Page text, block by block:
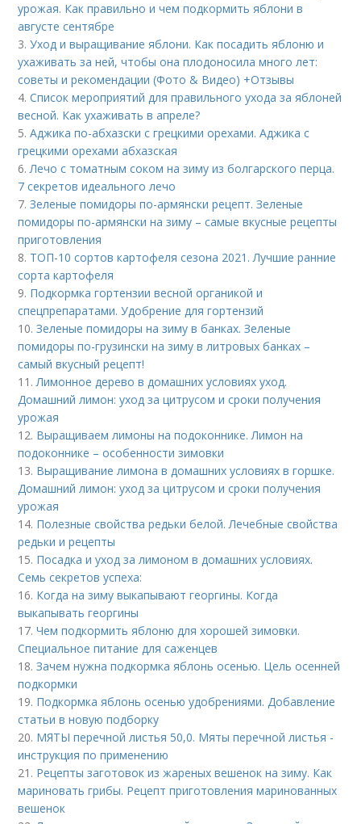
урожая. Как правильно и чем подкормить яблони в
августе сентябре
3.Уход и выращивание яблони. Как посадить яблоню и
ухаживать за ней, чтобы она плодоносила много лет:
советы и рекомендации (Фото & Видео) +Отзывы
4.Список мероприятий для правильного ухода за яблоней
весной. Как ухаживать в апреле?
5.Аджика по-абхазски с грецкими орехами. Аджика с
грецкими орехами абхазская
6.Лечо с томатным соком на зиму из болгарского перца.
7 секретов идеального лечо
7.Зеленые помидоры по-армянски рецепт. Зеленые
помидоры по-армянски на зиму – самые вкусные рецепты
приготовления
8. ТОП-10 сортов картофеля сезона 2021. Лучшие ранние
сорта картофеля
9. Подкормка гортензии весной органикой и
спецпрепаратами. Удобрение для гортензий
10.Зеленые помидоры на зиму в банках. Зеленые
помидоры по-грузински на зиму в литровых банках –
самый вкусный рецепт!
11.Лимонное дерево в домашних условиях уход.
Домашний лимон: уход за цитрусом и сроки получения
урожая
12. Выращиваем лимоны на подоконнике. Лимон на
подоконнике – особенности зимовки
13. Выращивание лимона в домашних условиях в горшке.
Домашний лимон: уход за цитрусом и сроки получения
урожая
14. Полезные свойства редьки белой. Лечебные свойства
редьки и рецепты
15. Посадка и уход за лимоном в домашних условиях.
Семь секретов успеха:
16. Когда на зиму выкапывают георгины. Когда
выкапывать георгины
17.Чем подкормить яблоню для хорошей зимовки.
Специальное питание для саженцев
18.Зачем нужна подкормка яблонь осенью. Цель осенней
подкормки
19. Подкормка яблонь осенью удобрениями. Добавление
статьи в новую подборку
20. МЯТЫ перечной листья 50,0. Мяты перечной листья -
инструкция по применению
21. Рецепты заготовок из жареных вешенок на зиму. Как
мариновать грибы. Рецепт приготовления маринованных
вешенок